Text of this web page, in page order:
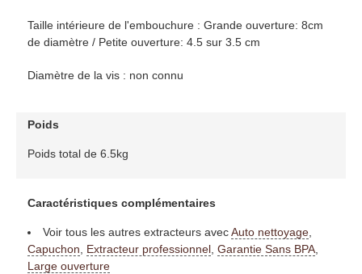
Taille intérieure de l'embouchure : Grande ouverture: 8cm
de diamètre / Petite ouverture: 4.5 sur 3.5 cm
Diamètre de la vis : non connu
Poids
Poids total de 6.5kg
Caractéristiques complémentaires
Voir tous les autres extracteurs avecAuto nettoyage,
Capuchon
Extracteur professionnel, Garantie Sans BPA,
Large ouverture